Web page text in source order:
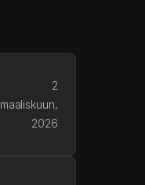
2
maaliskuun,
2026